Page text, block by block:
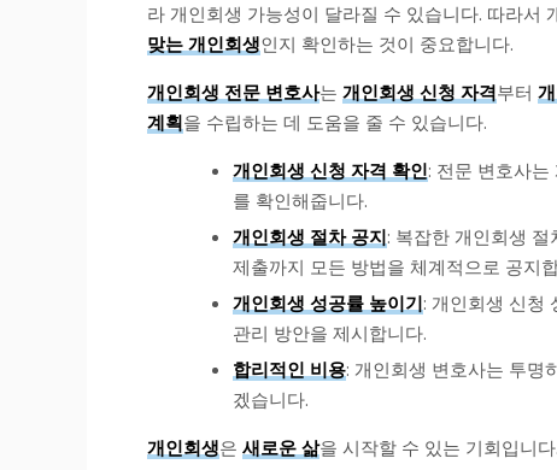
라 개인회생 가능성이 달라질 수 있습니다. 따라서
맞는 개인회생인지 확인하는 것이 중요합니다.
개인회생 전문 변호사는 개인회생 신청 자격부터
계획을 수립하는 데 도움을 줄 수 있습니다.
개인회생 신청 자격 확인: 전문 변호사
를 확인해줍니다.
개인회생 절차 공지: 복잡한 개인회생
제출까지 모든 방법을 체계적으로 공지
개인회생 성공률 높이기: 개인회생 신청
관리 방안을 제시합니다.
합리적인 비용: 개인회생 변호사는 투명
겠습니다.
개인회생은 새로운 삶을 시작할 수 있는 기회입니다.